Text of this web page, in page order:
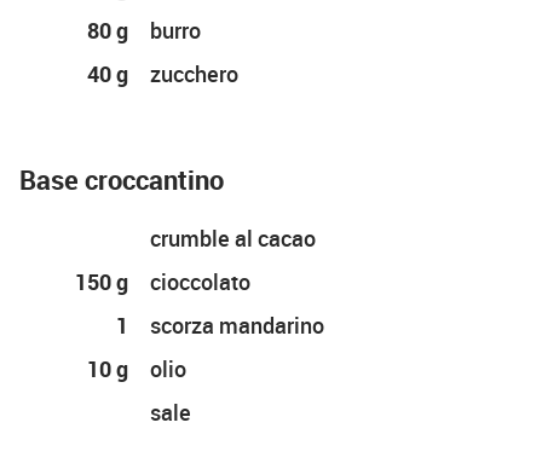
80 g
burro
40 g
zucchero
Base croccantino
crumble al cacao
150 g
cioccolato
1
scorza mandarino
10 g
olio
sale